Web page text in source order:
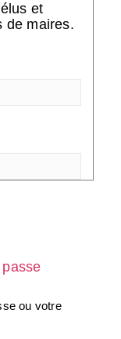
et
de maires.
ou votre